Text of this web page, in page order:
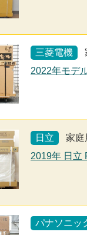
三菱電機
2022年モデ
日立
家庭
2019年 日立
パナソニッ